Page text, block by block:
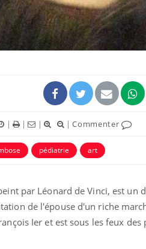
| | | |Commenter
pédiatrie art
par Léonard de Vinci, est un
de l'épouse d'un riche
Ier et est sous les feux